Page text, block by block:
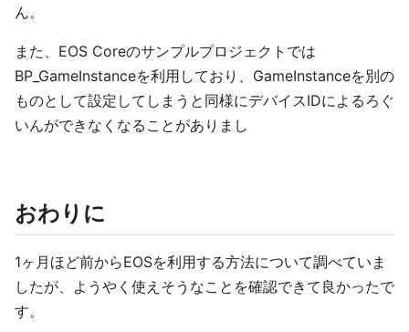
ん。
また、EOS Coreのサンプルプロジェクトでは
BP_GameInstanceを利用しており、GameInstanceを別の
ものとして設定してしまうと同様にデバイスIDによるろぐ
いんができなくなることがありまし
おわりに
1ヶ月ほど前からEOSを利用する方法について調べていま
したが、ようやく使えそうなことを確認できて良かったで
す。